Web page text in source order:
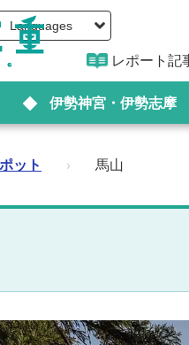
Languages
レポート記
伊勢神宮・伊勢志摩
ット › 馬山